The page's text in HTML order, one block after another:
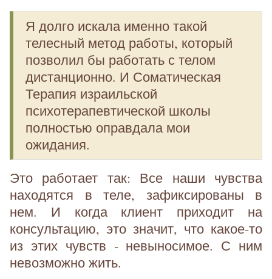
Я долго искала именно такой
телесный метод работы, который
позволил бы работать с телом
дистанционно. И Соматическая
Терапия израильской
психотерапевтической школы
полностью оправдала мои
ожидания.
Это работает так: Все наши чувства
находятся в теле, зафиксированы в
нем. И когда клиент приходит на
консультацию, это значит, что какое-то
из этих чувств - невыносимое. С ним
невозможно жить.